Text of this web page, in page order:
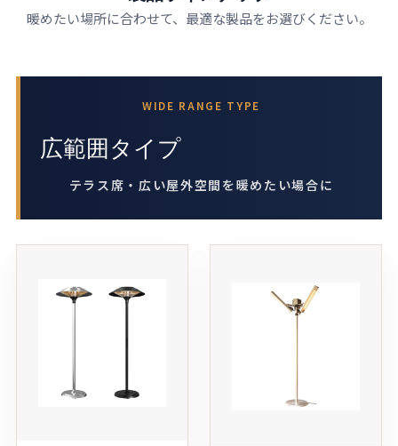
暖めたい場所に合わせて、最適な製品をお選びください。
WIDE RANGE TYPE
広範囲タイプ
テラス席・広い屋外空間を暖めたい場合に